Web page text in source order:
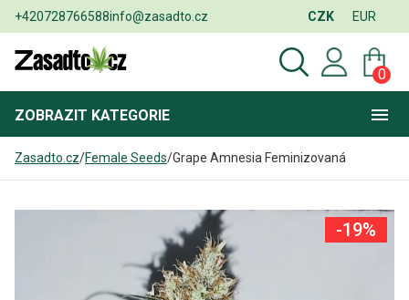
+420728766588info@zasadto.cz CZK EUR
0
ZOBRAZIT KATEGORIE
Zasadto.cz/Female Seeds/Grape Amnesia Feminizovaná
-19%